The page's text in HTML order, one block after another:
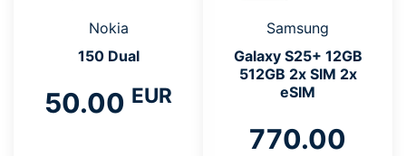
Nokia
150 Dual
50.00 EUR
Samsung
Galaxy S25+ 12GB
512GB 2x SIM 2x
eSIM
770.00